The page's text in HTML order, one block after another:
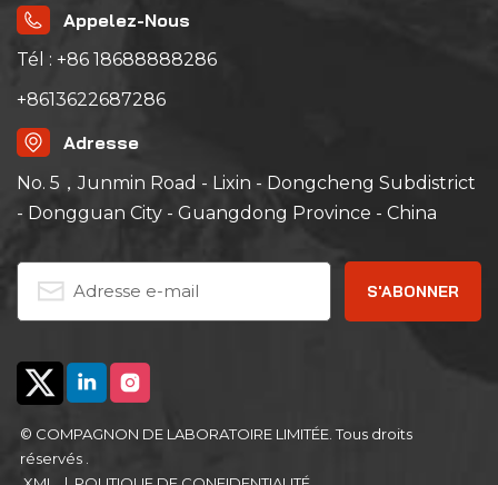
universitaire, etc.
Appelez-Nous
Tél : +86 18688888286
+8613622687286
Adresse
No. 5，Junmin Road - Lixin - Dongcheng Subdistrict
- Dongguan City - Guangdong Province - China
© COMPAGNON DE LABORATOIRE LIMITÉE. Tous droits
réservés .